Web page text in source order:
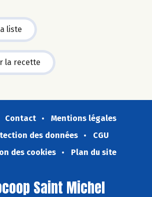
liste
la recette
Contact
Mentions légales
des données
CGU
des cookies
Plan du site
Saint Michel